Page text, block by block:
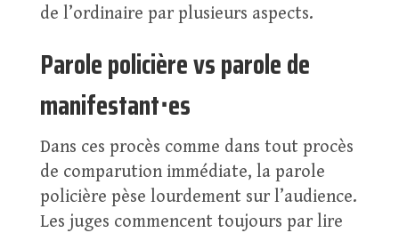
de l’ordinaire par plusieurs aspects.
Parole policière vs parole de
manifestant⋅es
Dans ces procès comme dans tout procès
de comparution immédiate, la parole
policière pèse lourdement sur l’audience.
Les juges commencent toujours par lire